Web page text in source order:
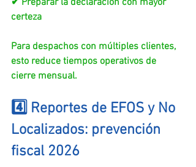
certeza
Para despachos con múltiples clientes,
esto reduce tiempos operativos de
cierre mensual.
4️⃣ Reportes de EFOS y No
Localizados: prevención
fiscal 2026